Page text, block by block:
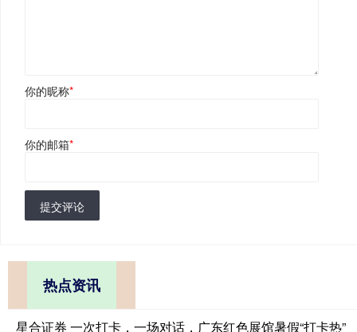
你的昵称*
你的邮箱*
提交评论
热点资讯
星合证券 一次打卡，一场对话，广东红色展馆暑假“打卡热”